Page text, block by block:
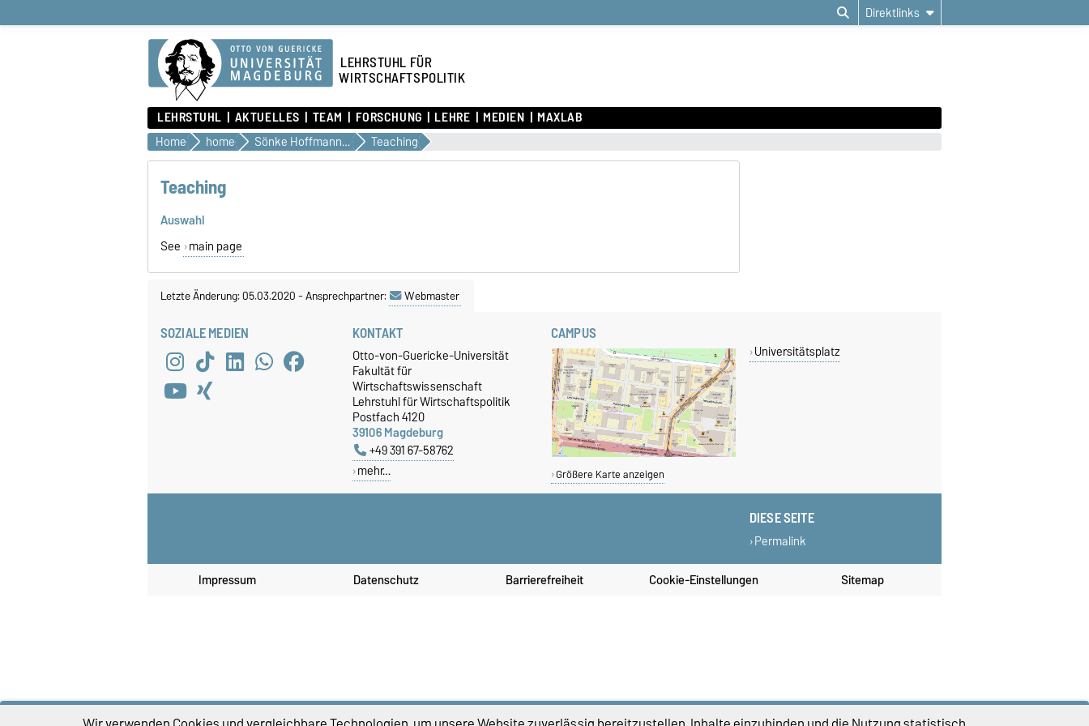
Direktlinks
LEHRSTUHL FÜR
WIRTSCHAFTSPOLITIK
LEHRSTUHL AKTUELLES TEAM FORSCHUNG LEHRE MEDIEN MAXLAB
Home home Sönke Hoffmann, Dr. Teaching
Teaching
Auswahl
See main page
Letzte Änderung: 05.03.2020-Ansprechpartner: Webmaster
SOZIALE MEDIEN KONTAKT
Otto-von-Guericke-Universität
Fakultät für
Wirtschaftswissenschaft
Lehrstuhl für Wirtschaftspolitik
Postfach 4120
39106 Magdeburg
+49 391 67-58762
mehr…
CAMPUS
Größere Karte anzeigen
Universitätsplatz
DIESE SEITE
Permalink
Impressum Datenschutz Barrierefreiheit Cookie-Einstellungen Sitemap